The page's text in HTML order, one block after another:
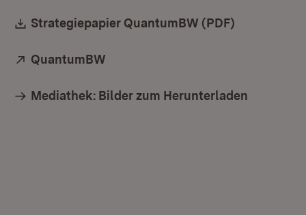
Download:
Strategiepapier QuantumBW (PDF)
Extern:
QuantumBW
Mediathek: Bilder zum Herunterladen